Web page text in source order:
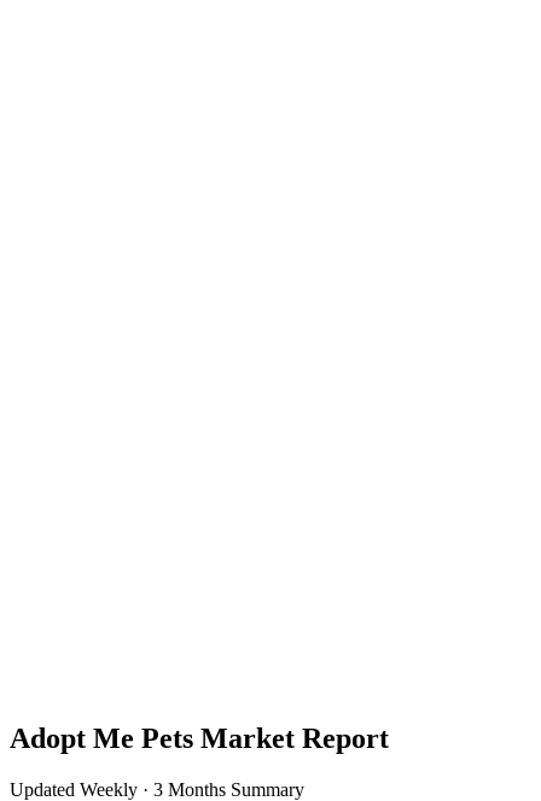
Adopt Me Pets Market Report
Updated Weekly · 3 Months Summary